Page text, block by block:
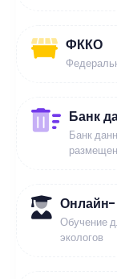
ФККО
Банк
Банк
Обучение
экологов